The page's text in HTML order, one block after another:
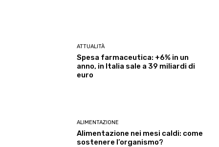
ATTUALITÀ
Spesa farmaceutica: +6% in un
anno, in Italia sale a 39 miliardi di
euro
ALIMENTAZIONE
Alimentazione nei mesi caldi: come
sostenere l’organismo?